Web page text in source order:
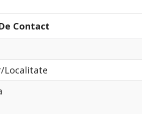
Contact
Localitate